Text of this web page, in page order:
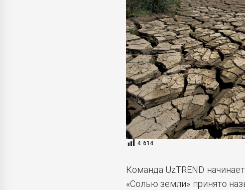
4 614
Команда UzTREND
«Солью земли» принято